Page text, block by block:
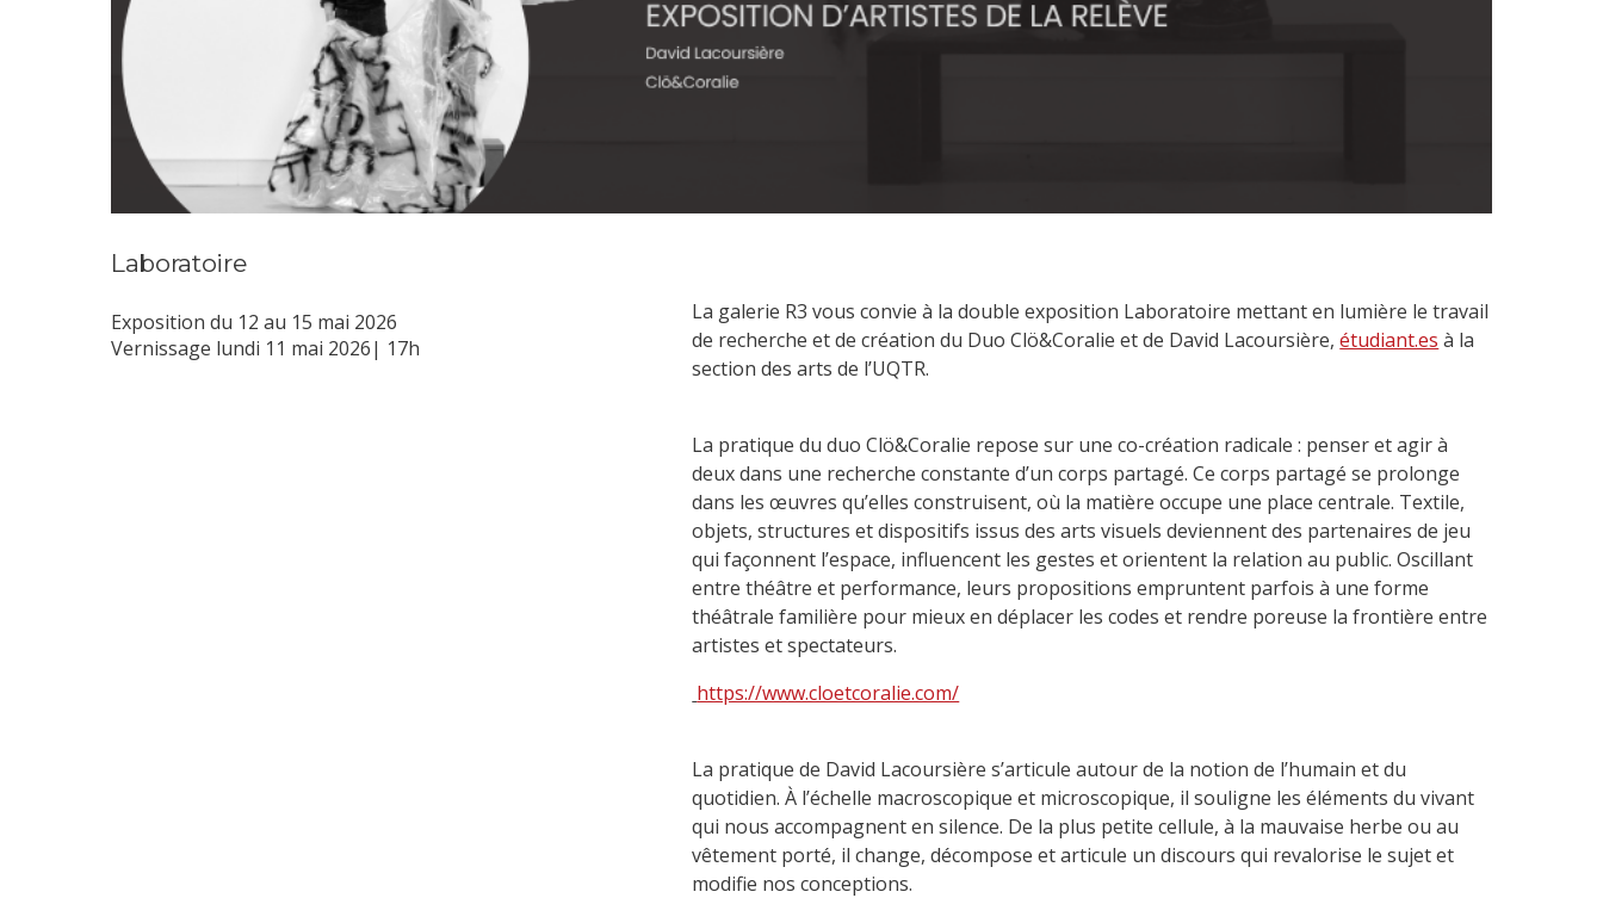
Laboratoire
Exposition du 12 au 15 mai 2026
Vernissage lundi 11 mai 2026| 17h
La galerie R3 vous convie à la double exposition Laboratoire mettant en lumière le travail
de recherche et de création du Duo Clö&Coralie et de David Lacoursière,étudiant.es à la
section des arts de l’UQTR.
La pratique du duo Clö&Coralie repose sur une co-création radicale : penser et agir à
deux dans une recherche constante d’un corps partagé. Ce corps partagé se prolonge
dans les œuvres qu’elles construisent, où la matière occupe une place centrale. Textile,
objets, structures et dispositifs issus des arts visuels deviennent des partenaires de jeu
qui façonnent l’espace, influencent les gestes et orientent la relation au public. Oscillant
entre théâtre et performance, leurs propositions empruntent parfois à une forme
théâtrale familière pour mieux en déplacer les codes et rendre poreuse la frontière entre
artistes et spectateurs.
https://www.cloetcoralie.com/
La pratique de David Lacoursière s’articule autour de la notion de l’humain et du
quotidien. À l’échelle macroscopique et microscopique, il souligne les éléments du vivant
qui nous accompagnent en silence. De la plus petite cellule, à la mauvaise herbe ou au
vêtement porté, il change, décompose et articule un discours qui revalorise le sujet et
modifie nos conceptions.